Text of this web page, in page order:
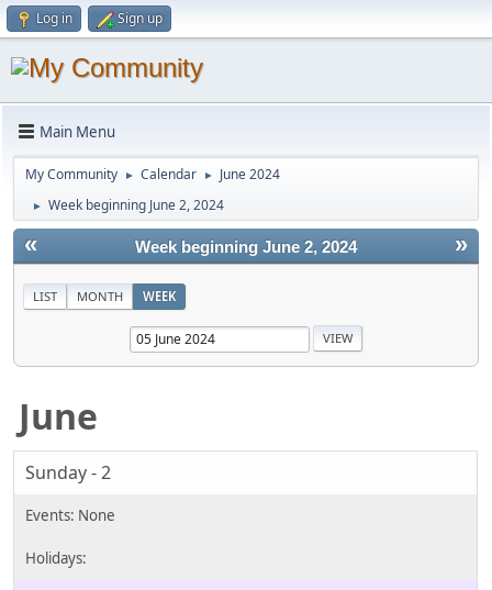
Log in Sign up
Main Menu
My Community ► Calendar ► June 2024
► Week beginning June 2, 2024
« »
Week beginning June 2, 2024
LIST MONTH WEEK
June
Sunday - 2